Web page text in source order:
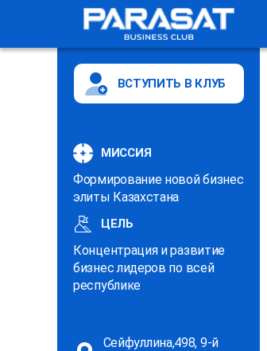
ВСТУПИТЬ В КЛУБ
МИССИЯ
Формирование новой бизнес
элиты Казахстана
ЦЕЛЬ
Концентрация и развитие
бизнес лидеров по всей
республике
Сейфуллина,498, 9-й